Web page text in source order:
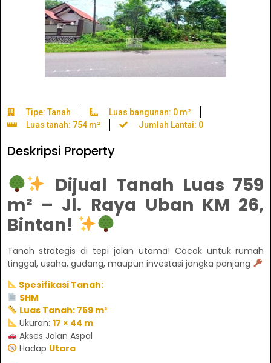
Tipe: Tanah
Luas bangunan: 0 m²
Luas tanah: 754 m²
Jumlah Lantai: 0
Deskripsi Property
Dijual Tanah Luas 759
m² – Jl. Raya Uban KM 26,
Bintan!
Tanah strategis di tepi jalan utama! Cocok untuk rumah
tinggal, usaha, gudang, maupun investasi jangka panjang
Spesifikasi Tanah:
SHM
Luas Tanah: 759 m²
Ukuran: 17 × 44 m
Akses Jalan Aspal
Hadap Utara